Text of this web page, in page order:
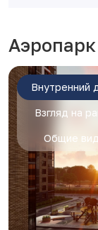
Аэропарк
Внутренний
Взгляд на
Общие